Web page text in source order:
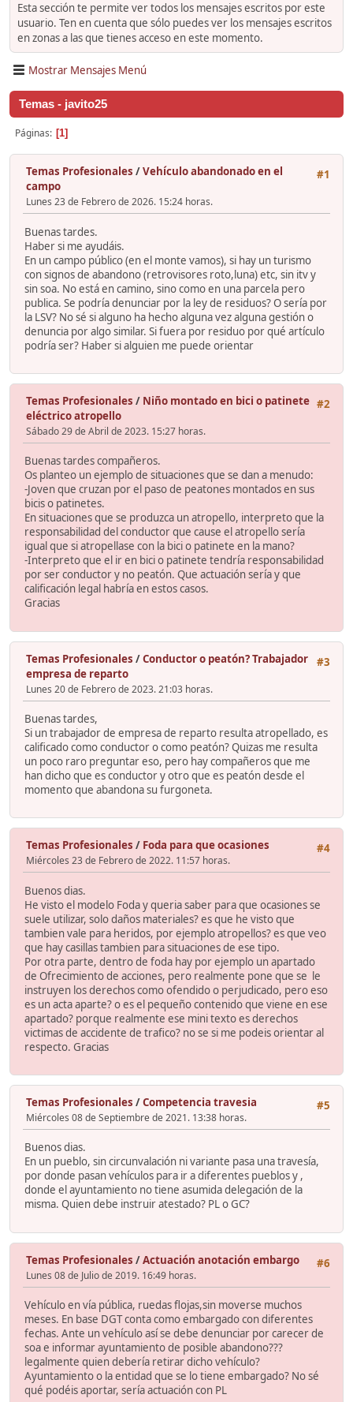
Esta sección te permite ver todos los mensajes escritos por este
usuario. Ten en cuenta que sólo puedes ver los mensajes escritos
en zonas a las que tienes acceso en este momento.
Mostrar Mensajes Menú
Temas - javito25
Páginas 1
#1
Temas Profesionales /Vehículo abandonado en el
campo
Lunes 23 de Febrero de 2026. 15:24 horas.
Buenas tardes.
Haber si me ayudáis.
En un campo público (en el monte vamos), si hay un turismo
con signos de abandono (retrovisores roto,luna) etc, sin itv y
sin soa. No está en camino, sino como en una parcela pero
publica. Se podría denunciar por la ley de residuos? O sería por
la LSV? No sé si alguno ha hecho alguna vez alguna gestión o
denuncia por algo similar. Si fuera por residuo por qué artículo
podría ser? Haber si alguien me puede orientar
#2
Temas Profesionales / Niño montado en bici o patinete
eléctrico atropello
Sábado 29 de Abril de 2023. 15:27 horas.
Buenas tardes compañeros.
Os planteo un ejemplo de situaciones que se dan a menudo:
-Joven que cruzan por el paso de peatones montados en sus
bicis o patinetes.
En situaciones que se produzca un atropello, interpreto que la
responsabilidad del conductor que cause el atropello sería
igual que si atropellase con la bici o patinete en la mano?
-Interpreto que el ir en bici o patinete tendría responsabilidad
por ser conductor y no peatón. Que actuación sería y que
calificación legal habría en estos casos.
Gracias
#3
Temas Profesionales /Conductor o peatón? Trabajador
empresa de reparto
Lunes 20 de Febrero de 2023. 21:03 horas.
Buenas tardes,
Si un trabajador de empresa de reparto resulta atropellado, es
calificado como conductor o como peatón? Quizas me resulta
un poco raro preguntar eso, pero hay compañeros que me
han dicho que es conductor y otro que es peatón desde el
momento que abandona su furgoneta.
#4
Temas Profesionales / Foda para que ocasiones
Miércoles 23 de Febrero de 2022. 11:57 horas.
Buenos dias.
He visto el modelo Foda y queria saber para que ocasiones se
suele utilizar, solo daños materiales? es que he visto que
tambien vale para heridos, por ejemplo atropellos? es que veo
que hay casillas tambien para situaciones de ese tipo.
Por otra parte, dentro de foda hay por ejemplo un apartado
de Ofrecimiento de acciones, pero realmente pone que se le
instruyen los derechos como ofendido o perjudicado, pero eso
es un acta aparte? o es el pequeño contenido que viene en ese
apartado? porque realmente ese mini texto es derechos
victimas de accidente de trafico? no se si me podeis orientar al
respecto. Gracias
#5
Temas Profesionales /Competencia travesia
Miércoles 08 de Septiembre de 2021. 13:38 horas.
Buenos dias.
En un pueblo, sin circunvalación ni variante pasa una travesía,
por donde pasan vehículos para ir a diferentes pueblos y ,
donde el ayuntamiento no tiene asumida delegación de la
misma. Quien debe instruir atestado? PL o GC?
#6
Temas Profesionales /Actuación anotación embargo
Lunes 08 de Julio de 2019. 16:49 horas.
Vehículo en vía pública, ruedas flojas,sin moverse muchos
meses. En base DGT conta como embargado con diferentes
fechas. Ante un vehículo así se debe denunciar por carecer de
soa e informar ayuntamiento de posible abandono???
legalmente quien debería retirar dicho vehículo?
Ayuntamiento o la entidad que se lo tiene embargado? No sé
qué podéis aportar, sería actuación con PL